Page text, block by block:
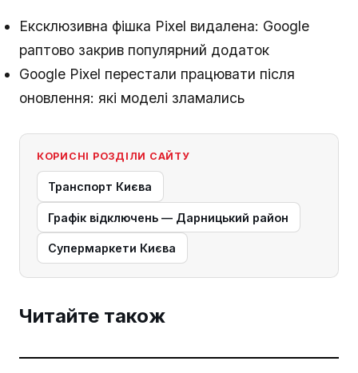
Ексклюзивна фішка Pixel видалена: Google
раптово закрив популярний додаток
Google Pixel перестали працювати після
оновлення: які моделі зламались
КОРИСНІ РОЗДІЛИ САЙТУ
Транспорт Києва
Графік відключень — Дарницький район
Супермаркети Києва
Читайте також